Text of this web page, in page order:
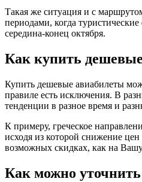
Такая же ситуация и с
периодами, когда
середина-конец октября.
Как купить
Купить дешевые авиабилеты
правиле есть исключения. В
тенденции в разное время и
К примеру, греческое
исходя из которой снижение
возможных скидках, как на
Как можно